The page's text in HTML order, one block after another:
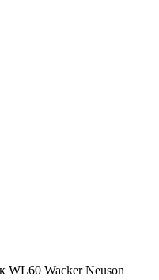
WL60 Wacker Neuson